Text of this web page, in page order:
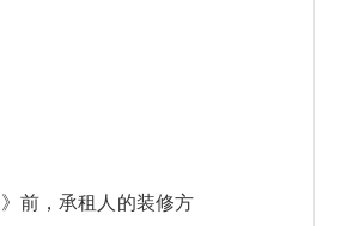
前，承租人的装修方